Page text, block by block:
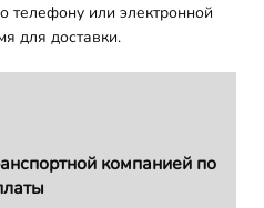
телефону или электронной
для доставки.
компанией по